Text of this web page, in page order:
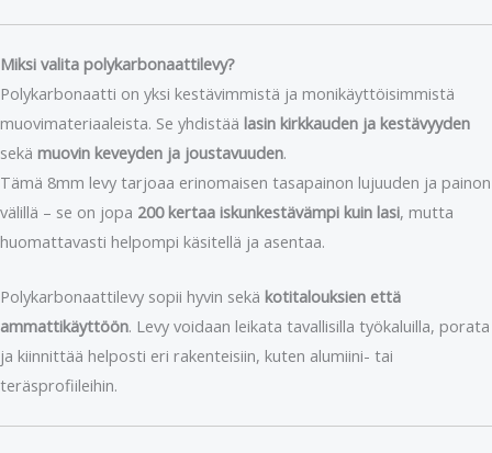
Miksi valita polykarbonaattilevy?
Polykarbonaatti on yksi kestävimmistä ja monikäyttöisimmistä
muovimateriaaleista. Se yhdistää lasin kirkkauden ja kestävyyden
sekä muovin keveyden ja joustavuuden.
Tämä 8mm levy tarjoaa erinomaisen tasapainon lujuuden ja painon
välillä – se on jopa 200 kertaa iskunkestävämpi kuin lasi, mutta
huomattavasti helpompi käsitellä ja asentaa.
Polykarbonaattilevy sopii hyvin sekä kotitalouksien että
ammattikäyttöön. Levy voidaan leikata tavallisilla työkaluilla, porata
ja kiinnittää helposti eri rakenteisiin, kuten alumiini- tai
teräsprofiileihin.